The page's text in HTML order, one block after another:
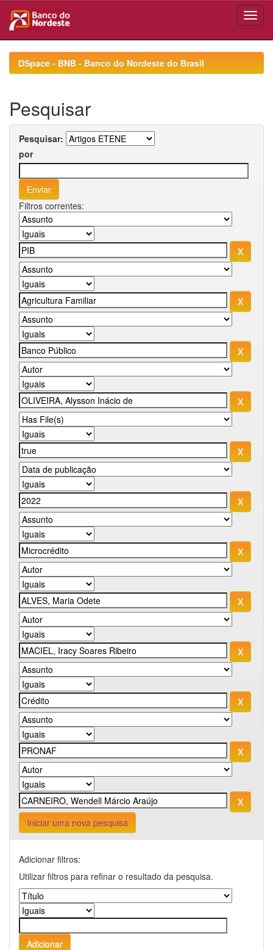
navigationDSpace - BNB - Banco do Nordeste do Brasil
Pesquisar
Pesquisar:
por
Filtros correntes:
Iniciar uma nova pesquisa
Adicionar filtros:
Utilizar filtros para refinar o resultado da pesquisa.